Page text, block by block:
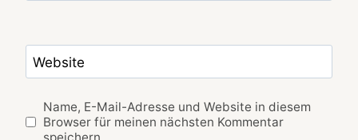
Website
Name, E-Mail-Adresse und Website in diesem
Browser für meinen nächsten Kommentar